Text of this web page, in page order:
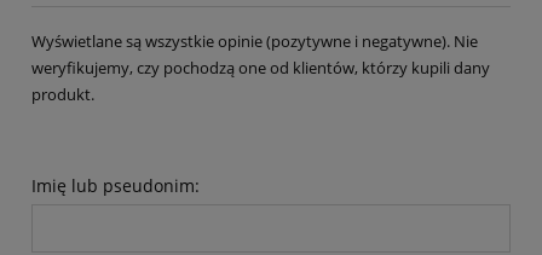
Wyświetlane są wszystkie opinie (pozytywne i negatywne). Nie
weryfikujemy, czy pochodzą one od klientów, którzy kupili dany
produkt.
Imię lub pseudonim: